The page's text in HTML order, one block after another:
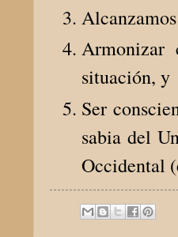
Armonizar
situación, y
Ser
sabia del
Occidental